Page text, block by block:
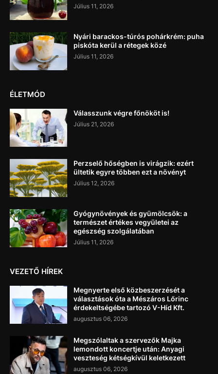
Július 11, 2026
Nyári barackos-túrós pohárkrém: puha
piskóta kerül a rétegek közé
Július 11, 2026
ÉLETMÓD
Válasszunk végre főnököt is!
Július 21, 2026
Perzselő hőségben is virágzik: ezért
ültetik egyre többen ezt a növényt
Július 12, 2026
Gyógynövények és gyümölcsök: a
természet értékes vegyületei az
egészség szolgálatában
Július 11, 2026
VEZETŐ HÍREK
Megnyerte első közbeszerzését a
választások óta a Mészáros Lőrinc
érdekeltségébe tartozó V-Híd Kft.
augusztus 06, 2026
Megszólaltak a szervezők Majka
lemondott koncertje után: Anyagi
veszteség kétségkívül keletkezett
augusztus 06, 2026